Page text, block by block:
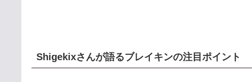
Shigekixさんが語るブレイキンの注目ポイント